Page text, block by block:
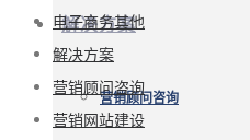
解决方案
营销顾问咨询
电子商务其他
解决方案
营销顾问咨询
营销网站建设